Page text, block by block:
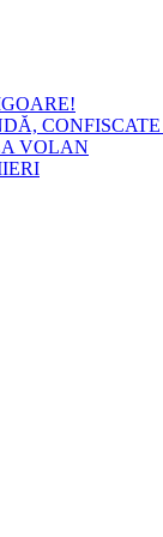
VOLAN